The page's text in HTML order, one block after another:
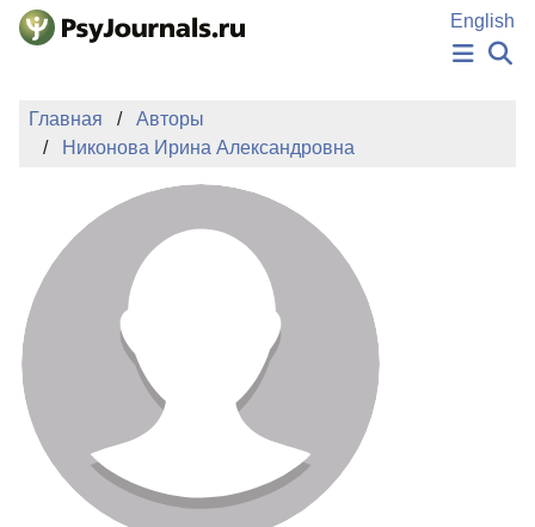
Перейти к основному содержанию
English
ИЗДАНИЯ
АВТОРЫ
ПОДАТЬ РУКОПИСЬ
БАЗА ЗНАНИЙ
КЛЮЧЕВЫЕ СЛОВА
Регистрация
Главная
Авторы
Никонова Ирина Александровна